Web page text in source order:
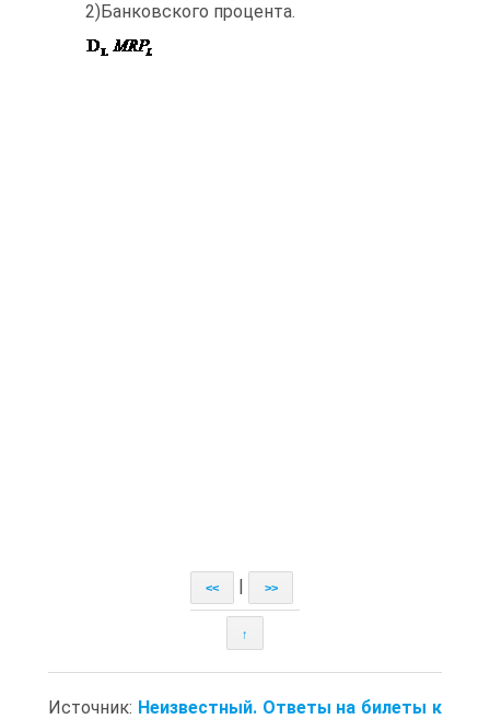
2)Банковского процента.
<< >>
↑
Источник: Неизвестный. Ответы на билеты к